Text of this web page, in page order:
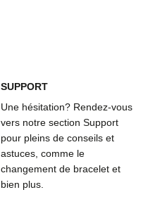
SUPPORT
Une hésitation? Rendez-vous
vers notre section Support
pour pleins de conseils et
astuces, comme le
changement de bracelet et
bien plus.